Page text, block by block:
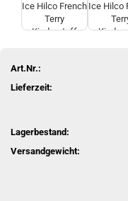
Art.Nr.:
Lieferzeit:
Lagerbestand:
Versandgewicht: